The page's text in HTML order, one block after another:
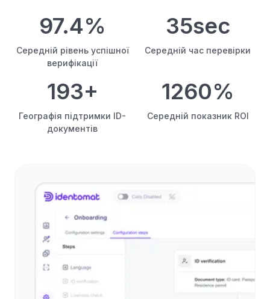
97.4%
Середній рівень успішної
верифікації
35sec
Середній час перевірки
193+
Географія підтримки ID-
документів
1260%
Середній показник ROI